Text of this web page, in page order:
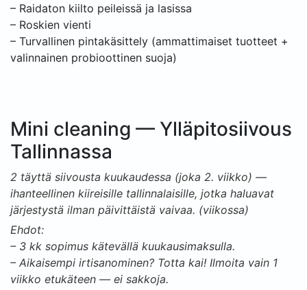
– Raidaton kiilto peileissä ja lasissa
– Roskien vienti
– Turvallinen pintakäsittely (ammattimaiset tuotteet +
valinnainen probioottinen suoja)
Mini cleaning — Ylläpitosiivous
Tallinnassa
2 täyttä siivousta kuukaudessa (joka 2. viikko) —
ihanteellinen kiireisille tallinnalaisille, jotka haluavat
järjestystä ilman päivittäistä vaivaa. (viikossa)
Ehdot:
– 3 kk sopimus kätevällä kuukausimaksulla.
– Aikaisempi irtisanominen? Totta kai! Ilmoita vain 1
viikko etukäteen — ei sakkoja.